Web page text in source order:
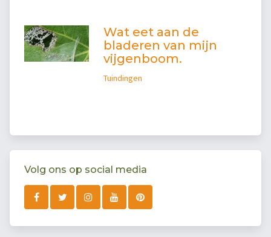
Wat eet aan de
bladeren van mijn
vijgenboom.
Tuindingen
Volg ons op social media